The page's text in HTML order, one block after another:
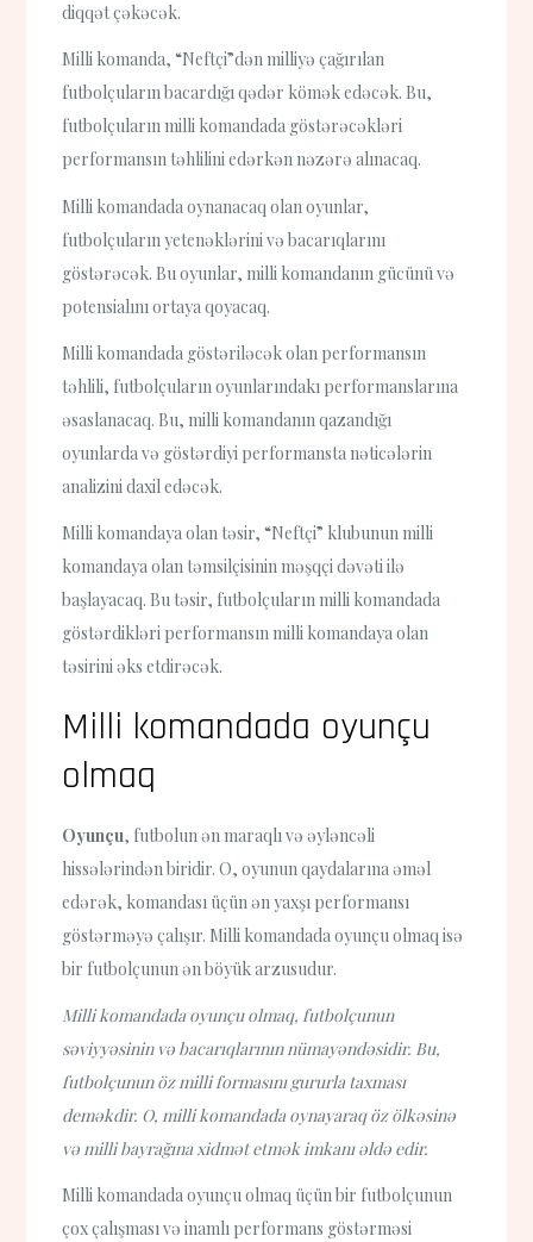
diqqət çəkəcək.
Milli komanda, “Neftçi”dən milliyə çağırılan
futbolçuların bacardığı qədər kömək edəcək. Bu,
futbolçuların milli komandada göstərəcəkləri
performansın təhlilini edərkən nəzərə alınacaq.
Milli komandada oynanacaq olan oyunlar,
futbolçuların yetenəklərini və bacarıqlarını
göstərəcək. Bu oyunlar, milli komandanın gücünü və
potensialını ortaya qoyacaq.
Milli komandada göstəriləcək olan performansın
təhlili, futbolçuların oyunlarındakı performanslarına
əsaslanacaq. Bu, milli komandanın qazandığı
oyunlarda və göstərdiyi performansta nəticələrin
analizini daxil edəcək.
Milli komandaya olan təsir, “Neftçi” klubunun milli
komandaya olan təmsilçisinin məşqçi dəvəti ilə
başlayacaq. Bu təsir, futbolçuların milli komandada
göstərdikləri performansın milli komandaya olan
təsirini əks etdirəcək.
Milli komandada oyunçu
olmaq
Oyunçu, futbolun ən maraqlı və əyləncəli
hissələrindən biridir. O, oyunun qaydalarına əməl
edərək, komandası üçün ən yaxşı performansı
göstərməyə çalışır. Milli komandada oyunçu olmaq isə
bir futbolçunun ən böyük arzusudur.
Milli komandada oyunçu olmaq, futbolçunun
səviyyəsinin və bacarıqlarının nümayəndəsidir. Bu,
futbolçunun öz milli formasını gururla taxması
deməkdir. O, milli komandada oynayaraq öz ölkəsinə
və milli bayrağına xidmət etmək imkanı əldə edir.
Milli komandada oyunçu olmaq üçün bir futbolçunun
çox çalışması və inamlı performans göstərməsi